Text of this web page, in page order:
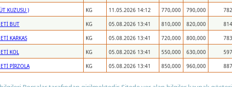
KUZUSU )
KG 11.05.2026 14:12 770,000 790,000
BUT
KG 05.08.2026 13:41 810,000 820,000
KARKAS
KG 05.08.2026 13:41 720,000 800,000
KOL
KG 05.08.2026 13:41 550,000 630,000
PİRZOLA
KG 05.08.2026 13:41 850,000 960,000